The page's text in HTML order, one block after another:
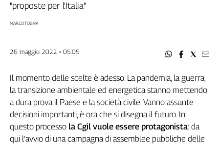
Nidil
Slc
Inca
Speciali
G8
di
il
sangue
"proposte per l'Italia"
MARCO TOGNA
26 maggio 2022 • 05:05
Il momento delle scelte è adesso. La pandemia, la guerra,
la transizione ambientale ed energetica stanno mettendo
a dura prova il Paese e la società civile. Vanno assunte
decisioni importanti, è ora che si disegna il futuro. In
questo processo la Cgil vuole essere protagonista: da
qui l’avvio di una campagna di assemblee pubbliche delle